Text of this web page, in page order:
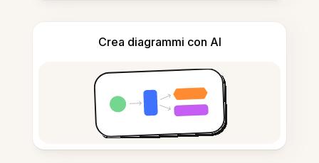
Crea diagrammi con AI